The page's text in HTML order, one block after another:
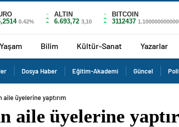
0.42%
ALTIN
6.693,72 3,10
BITCOIN
3112437
Yaşam Bilim Kültür-Sanat Yazarlar
Dosya Haber Eğitim-Akademi Güncel
aile üyelerine yaptırım
aile üyelerine